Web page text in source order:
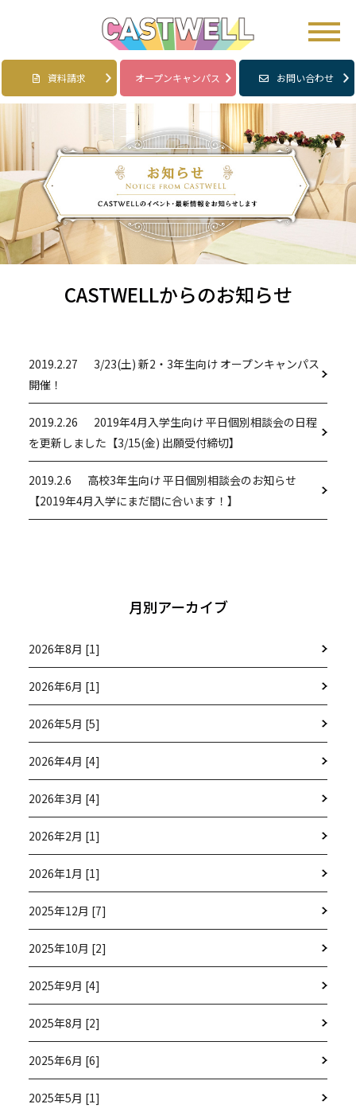
資料請求 オープンキャンパス お問い合わせ
CASTWELLからのお知らせ
2019.2.27
3/23(土) 新2・3年生向け オープンキャンパス
開催！
2019.2.26
2019年4月入学生向け 平日個別相談会の日程
を更新しました【3/15(金) 出願受付締切】
2019.2.6
高校3年生向け 平日個別相談会のお知らせ
【2019年4月入学にまだ間に合います！】
月別アーカイブ
2026年8月 [1]
2026年6月 [1]
2026年5月 [5]
2026年4月 [4]
2026年3月 [4]
2026年2月 [1]
2026年1月 [1]
2025年12月 [7]
2025年10月 [2]
2025年9月 [4]
2025年8月 [2]
2025年6月 [6]
2025年5月 [1]